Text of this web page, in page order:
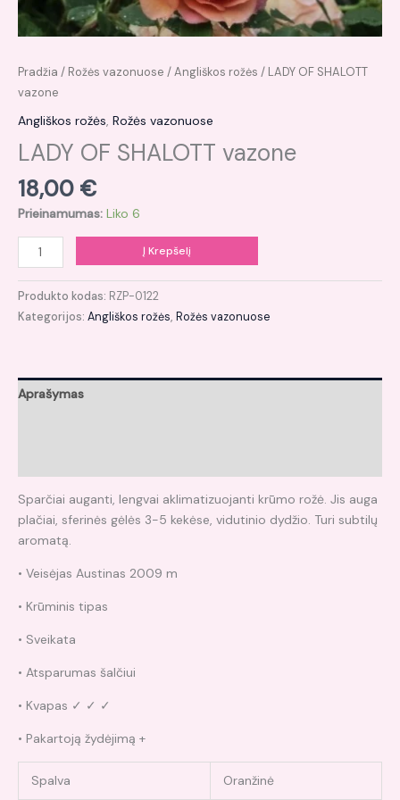
Pradžia / Rožės vazonuose /Angliškos rožės / LADY OF SHALOTT
vazone
Angliškos rožės, Rožės vazonuose
LADY OF SHALOTT vazone
18,00 €
Prieinamumas: Liko 6
Į Krepšelį
Produkto kodas: RZP-0122
Kategorijos: Angliškos rožės, Rožės vazonuose
Aprašymas
Sparčiai auganti, lengvai aklimatizuojanti krūmo rožė. Jis auga
plačiai, sferinės gėlės 3-5 kekėse, vidutinio dydžio. Turi subtilų
aromatą.
• Veisėjas Austinas 2009 m
• Krūminis tipas
• Sveikata
• Atsparumas šalčiui
• Kvapas ✓ ✓ ✓
• Pakartoją žydėjimą +
Spalva Oranžinė